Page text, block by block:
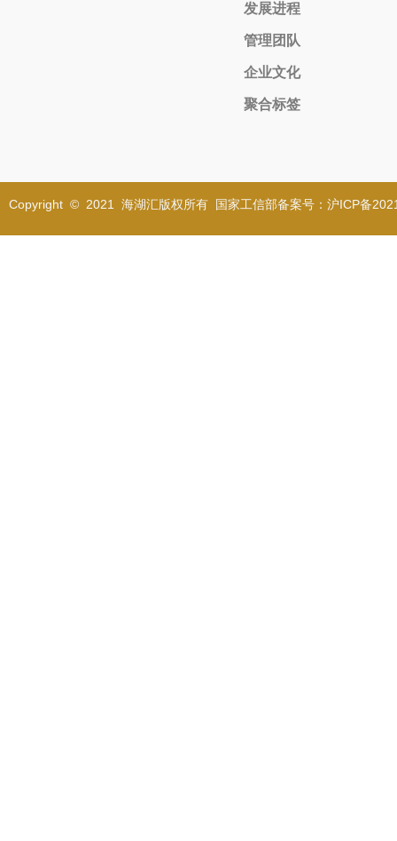
发展进程
管理团队
企业文化
聚合标签
Copyright © 2021 海湖汇版权所有 国家工信部备案号：沪ICP备